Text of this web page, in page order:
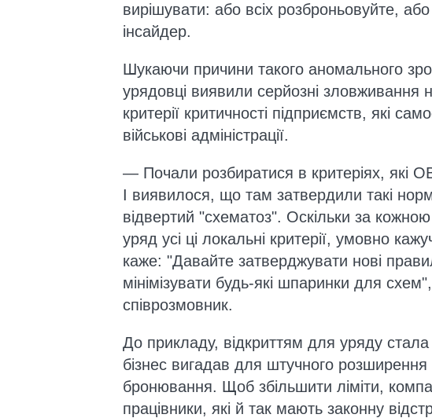
вирішувати: або всіх розброньовуйте,
інсайдер.
Шукаючи причини такого аномального
урядовці виявили серйозні зловживання
критерії критичності підприємств, які
військові адміністрації.
— Почали розбиратися в критеріях, які
І виявилося, що там затвердили такі
відвертий "схематоз". Оскільки за
уряд усі ці локальні критерії, умовно
каже: "Давайте затверджувати нові
мінімізувати будь-які шпаринки для
співрозмовник.
До прикладу, відкриттям для уряду
бізнес вигадав для штучного розширення
бронювання. Щоб збільшити ліміти,
працівники, які й так мають законну